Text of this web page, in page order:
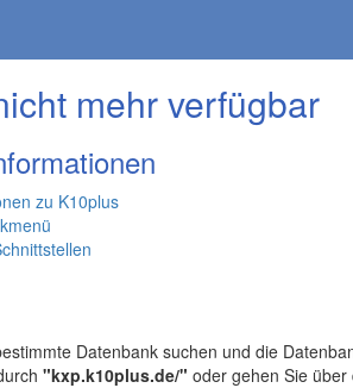
mehr verfügbar
zu K10plus
Datenbank suchen und die
"kxp.k10plus.de/" oder gehen Sie über